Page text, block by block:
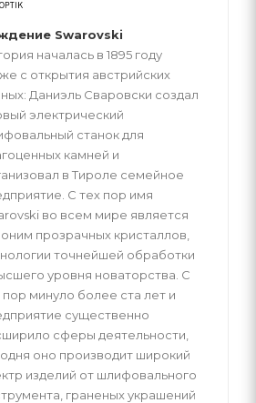
Swarovski
началась в 1895 году
с открытия австрийских
Даниэль Сваровски создал
электрический
станок для
камней и
в Тироле семейное
С тех пор имя
во всем мире является
прозрачных кристаллов,
точнейшей обработки
уровня новаторства. С
пор минуло более ста лет и
существенно
сферы деятельности,
оно производит широкий
изделий от шлифовального
граненых украшений